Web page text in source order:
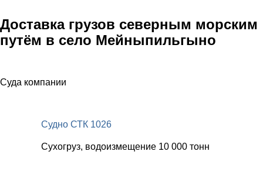
Доставка грузов северным морским
путём в село Мейныпильгыно
Суда компании
Судно СТК 1026
Сухогруз, водоизмещение 10 000 тонн